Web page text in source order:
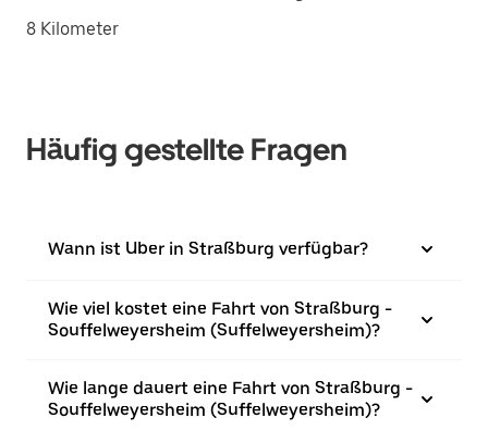
8 Kilometer
Häufig gestellte Fragen
Wann ist Uber in Straßburg verfügbar?
Wie viel kostet eine Fahrt von Straßburg -
Souffelweyersheim (Suffelweyersheim)?
Wie lange dauert eine Fahrt von Straßburg -
Souffelweyersheim (Suffelweyersheim)?